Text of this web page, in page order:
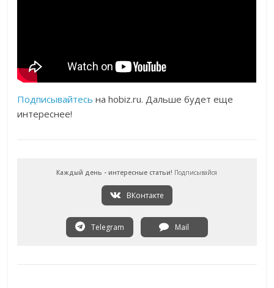
Подписывайтесь на hobiz.ru. Дальше будет еще
интереснее!
Каждый день - интересные статьи! Подписывайся
ВКонтакте
Telegram Mail